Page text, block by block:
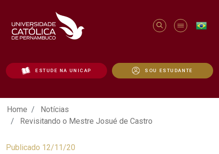
ESTUDE NA UNICAP SOU ESTUDANTE
Revisitando o Mestre Josué de Castro -
Home
Notícias
Revisitando o Mestre Josué de Castro
Publicado 12/11/20